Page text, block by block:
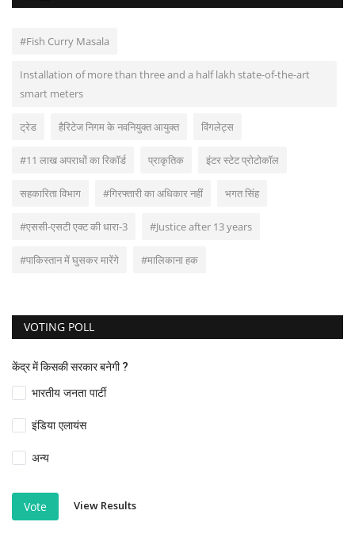
#Fish Curry Masala
Installation of more than three and a half lakh state-of-the-art
smart meters
ट्रेड हैरिटेज निगम के नवनियुक्त आयुक्त विंगलेट्स
#11 लाख अपराधों का रिकॉर्ड प्राकृतिक इंटर स्टेट प्रोटोकॉल
सहकारिता विभाग #गिरफ्तारी का अधिकार नहीं भगत सिंह
#एससी-एसटी एक्ट की धारा-3 #Justice after 13 years
#पाकिस्तान में घुसकर मारेंगे #मालिकाना हक
VOTING POLL
केंद्र में किसकी सरकार बनेगी ?
भारतीय जनता पार्टी
इंडिया एलायंस
अन्य
Vote View Results